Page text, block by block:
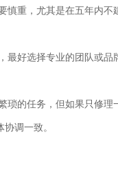
慎重，尤其是在五年内
最好选择专业的团队或
琐的任务，但如果只修理
调一致。